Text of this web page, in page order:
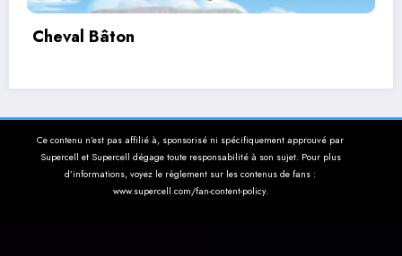
Ce contenu n’est pas affilié à, sponsorisé ni spécifiquement approuvé par
Supercell et Supercell dégage toute responsabilité à son sujet. Pour plus
d’informations, voyez le règlement sur les contenus de fans :
www.supercell.com/fan-content-policy.